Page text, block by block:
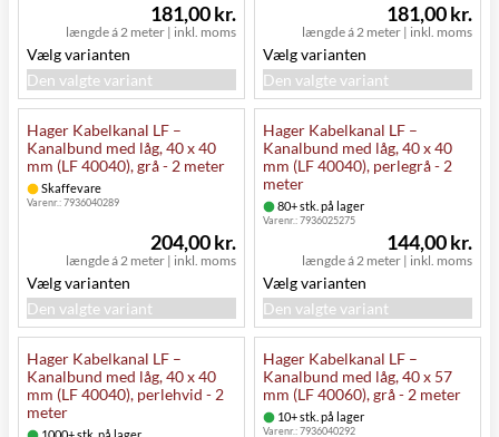
længde á 2 meter | inkl. moms
181,00 kr.
Vælg varianten
Den valgte variant
længde á 2 meter | inkl. moms
181,00 kr.
Vælg varianten
Den valgte variant
Hager Kabelkanal LF –
Kanalbund med låg, 40 x 40
mm (LF 40040), grå - 2 meter
Skaffevare
Varenr.:7936040289
længde á 2 meter | inkl. moms
204,00 kr.
Vælg varianten
Den valgte variant
Hager Kabelkanal LF –
Kanalbund med låg, 40 x 40
mm (LF 40040), perlegrå - 2
meter
80+ stk. på lager
Varenr.:7936025275
længde á 2 meter | inkl. moms
144,00 kr.
Vælg varianten
Den valgte variant
Hager Kabelkanal LF –
Kanalbund med låg, 40 x 40
mm (LF 40040), perlehvid - 2
meter
Hager Kabelkanal LF –
Kanalbund med låg, 40 x 57
mm (LF 40060), grå - 2 meter
10+ stk. på lager
Varenr.:7936040292